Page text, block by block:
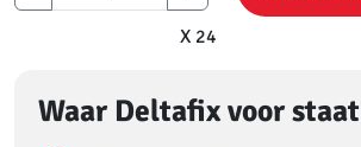
X 24
Waar Deltafix voor staat